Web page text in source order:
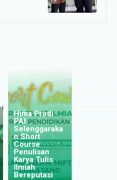
Menuju
Kampus
Inovatif, IAIM
Lumajang
Berangkatkan
9 Mahasiswa
ke Malaysia